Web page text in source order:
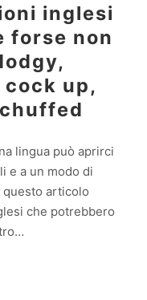
inglesi
forse non
up,
lingua può aprirci
e a un modo di
articolo
che potrebbero